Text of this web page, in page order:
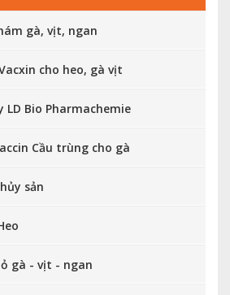
gà, vịt, ngan
cho heo, gà vịt
Bio Pharmachemie
Cầu trùng cho gà
sản
gà - vịt - ngan